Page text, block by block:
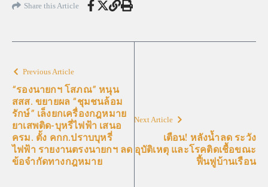
Share this Article
Previous Article
“รองนายกฯ โสภณ” หนุน
สสส. ขยายผล “ชุมชนล้อม
รักษ์” เล็งยกเครื่องกฎหมาย
ยาเสพติด-บุหรี่ไฟฟ้า เสนอ
ครม. ตั้ง คกก.ปราบบุหรี่
ไฟฟ้า รายงานตรงนายกฯ ลด
ข้อจำกัดทางกฎหมาย
Next Article
เตือน! หลังน้ำลด ระวัง
อุบัติเหตุ และโรคติดเชื้อขณะ
ฟื้นฟูบ้านเรือน